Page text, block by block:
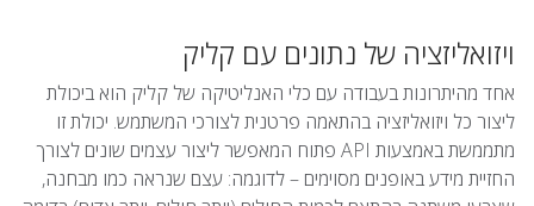
ויזואליזציה של נתונים עם קליק
אחד מהיתרונות בעבודה עם כלי האנליטיקה של קליק הוא ביכולת
ליצור כל ויזואליזציה בהתאמה פרטנית לצורכי המשתמש. יכולת זו
מתממשת באמצעות API פתוח המאפשר ליצור עצמים שונים לצורך
החזיית מידע באופנים מסוימים – לדוגמה: עצם שנראה כמו מבחנה,